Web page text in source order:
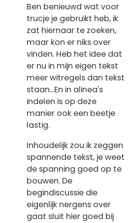
Ben benieuwd wat voor
trucje je gebruikt heb, ik
zat hiernaar te zoeken,
maar kon er niks over
vinden. Heb het idee dat
er nu in mijn eigen tekst
meer witregels dan tekst
staan...En in alinea's
indelen is op deze
manier ook een beetje
lastig.
Inhoudelijk zou ik zeggen
spannende tekst, je weet
de spanning goed op te
bouwen. De
begindiscussie die
eigenlijk nergens over
gaat sluit hier goed bij